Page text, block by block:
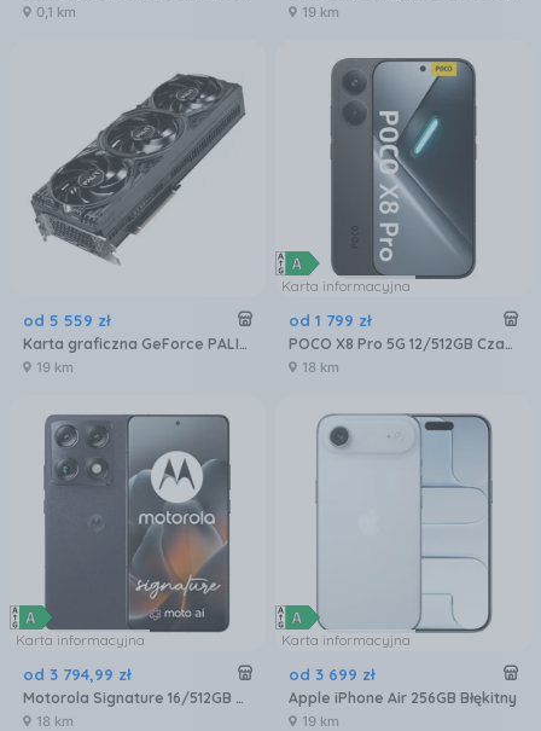
0,1 km 19 km
od 5 559 zł
Karta graficzna GeForce PALIT RTX 5080 Gaming Pro 16GB GDDR7 DLSS 4 (NE75080019T2GB2031A)
19 km
Karta informacyjna
od 1 799 zł
POCO X8 Pro 5G 12/512GB Czarny
18 km
Karta informacyjna
od 3 794,99 zł
Motorola Signature 16/512GB Czarny
18 km
Karta informacyjna
od 3 699 zł
Apple iPhone Air 256GB Błękitny
19 km